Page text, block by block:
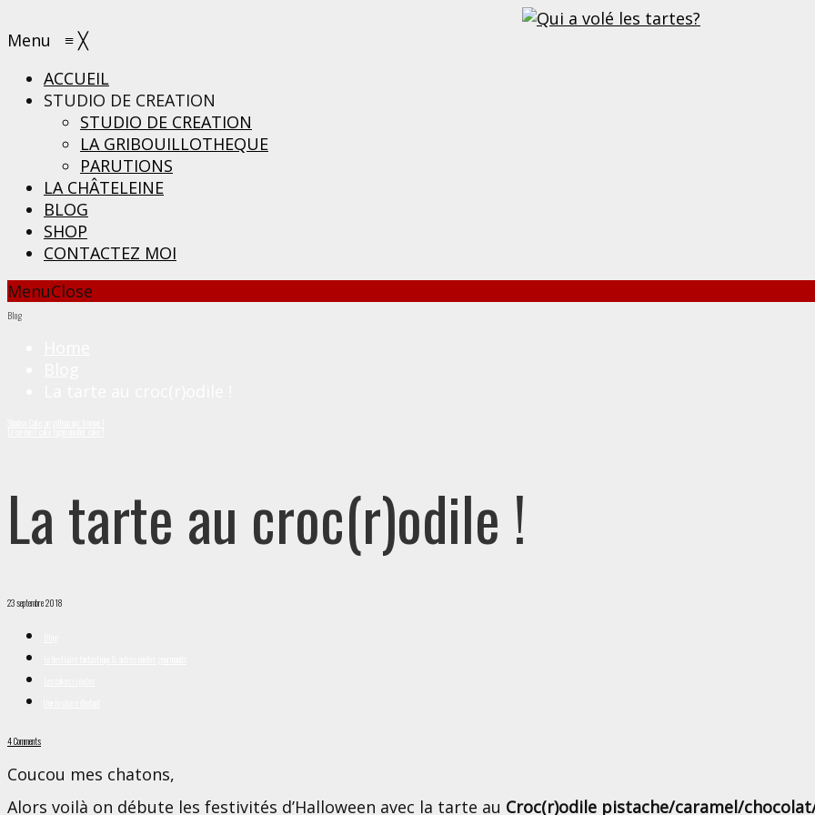
Menu ≡ ╳
ACCUEIL
STUDIO DE CREATION
STUDIO DE CREATION
LA GRIBOUILLOTHEQUE
PARUTIONS
LA CHÂTELEINE
BLOG
SHOP
CONTACTEZ MOI
MenuClose
Blog
La tarte au croc(r)odile !
23 septembre 2018
4 Comments
Coucou mes chatons,
Alors voilà on débute les festivités d’Halloween avec la tarte au Croc(r)odile pistache/caramel/